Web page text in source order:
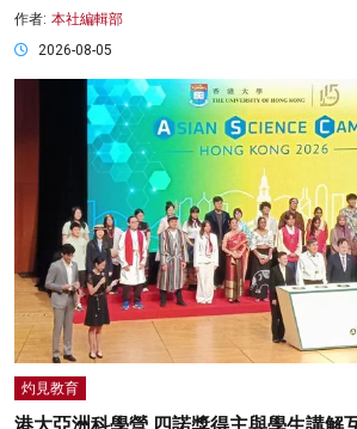
作者: 本社編輯部
2026-08-05
灼見教育